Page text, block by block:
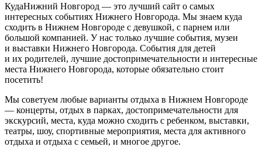
КудаНижний Новгород — это лучший сайт о самых
интересных событиях Нижнего Новгорода. Мы знаем куда
сходить в Нижнем Новгороде с девушкой, с парнем или
большой компанией. У нас только лучшие события, музеи
и выставки Нижнего Новгорода. События для детей
и их родителей, лучшие достопримечательности и интересные
места Нижнего Новгорода, которые обязательно стоит
посетить!
Мы советуем любые варианты отдыха в Нижнем Новгороде
— концерты, отдых в парках, достопримечательности для
экскурсий, места, куда можно сходить с ребенком, выставки,
театры, шоу, спортивные мероприятия, места для активного
отдыха и отдыха с семьей, и многое другое.